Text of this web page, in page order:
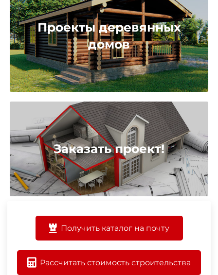
Проекты деревянных
домов
Заказать проект!
Получить каталог на почту
Рассчитать стоимость строительства